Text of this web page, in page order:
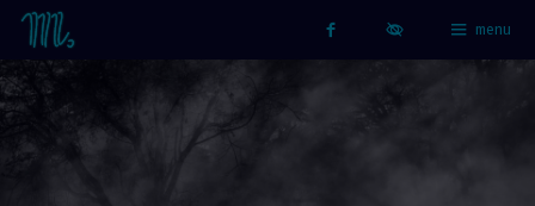
Strona główna - Kino Marzenie Facebook
menu